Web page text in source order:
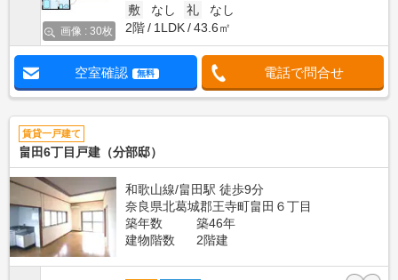
画像 : 30枚
敷
なし 礼
なし
2階
1LDK 43.6㎡
空室確認 無料 電話で問合せ
賃貸一戸建て
畠田6丁目戸建（分部邸）
和歌山線/畠田駅 徒歩9分
奈良県北葛城郡王寺町畠田６丁目
築年数
築46年
建物階数
2階建